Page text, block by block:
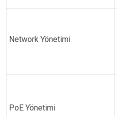
Network Yönetimi
PoE Yönetimi